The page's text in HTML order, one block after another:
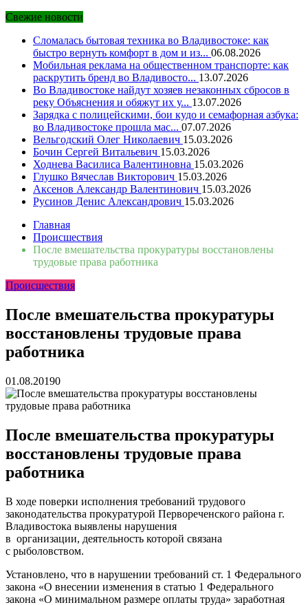
Свежие новости
Сломалась бытовая техника во Владивостоке: как
быстро вернуть комфорт в дом и из... 06.08.2026
Мобильная реклама на общественном транспорте: как
раскрутить бренд во Владивосто... 13.07.2026
Во Владивостоке найдут хозяев незаконных сбросов в
реку Объяснения и обяжут их у... 13.07.2026
Зарядка с полицейскими, бои кудо и семафорная азбука:
во Владивостоке прошла мас... 07.07.2026
Вельгодский Олег Николаевич 15.03.2026
Бочин Сергей Витальевич 15.03.2026
Ходнева Василиса Валентиновна 15.03.2026
Глушко Вячеслав Викторович 15.03.2026
Аксенов Александр Валентинович 15.03.2026
Русинов Денис Александрович 15.03.2026
Главная
Происшествия
После вмешательства прокуратуры восстановлены
трудовые права работника
Происшествия
После вмешательства прокуратуры
восстановлены трудовые права
работника
01.08.20190
После вмешательства прокуратуры
восстановлены трудовые права
работника
В ходе поверки исполнения требований трудового
законодательства прокуратурой Первореченского района г.
Владивостока выявлены нарушения
в организации, деятельность которой связана
с рыболовством.
Установлено, что в нарушении требований ст. 1 Федерального
закона «О внесении изменения в статью 1 Федерального
закона «О минимальном размере оплаты труда» заработная